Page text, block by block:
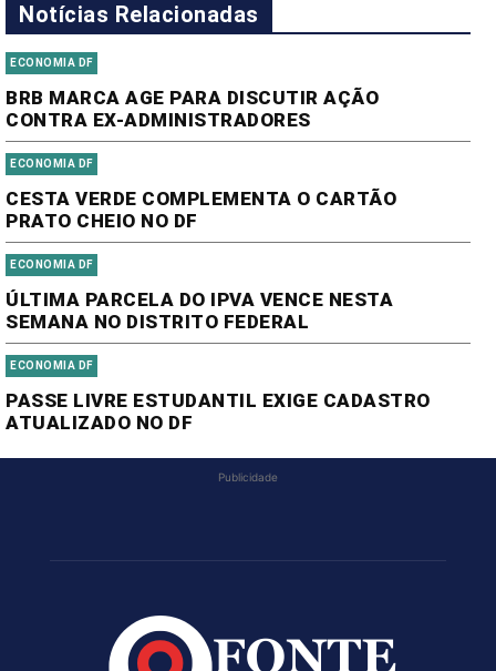
Notícias Relacionadas
ECONOMIA DF
BRB MARCA AGE PARA DISCUTIR AÇÃO
CONTRA EX-ADMINISTRADORES
ECONOMIA DF
CESTA VERDE COMPLEMENTA O CARTÃO
PRATO CHEIO NO DF
ECONOMIA DF
ÚLTIMA PARCELA DO IPVA VENCE NESTA
SEMANA NO DISTRITO FEDERAL
ECONOMIA DF
PASSE LIVRE ESTUDANTIL EXIGE CADASTRO
ATUALIZADO NO DF
Publicidade